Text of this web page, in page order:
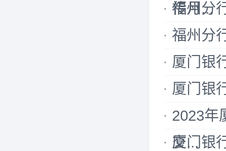
传月...
福州分
福州分
厦门银
厦门银
2023年
交...
厦门银